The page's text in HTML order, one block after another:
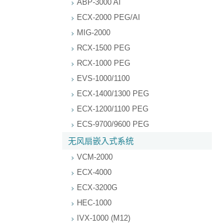
ABP-3000 AI
ECX-2000 PEG/AI
MIG-2000
RCX-1500 PEG
RCX-1000 PEG
EVS-1000/1100
ECX-1400/1300 PEG
ECX-1200/1100 PEG
ECS-9700/9600 PEG
无风扇嵌入式系统
VCM-2000
ECX-4000
ECX-3200G
HEC-1000
IVX-1000 (M12)